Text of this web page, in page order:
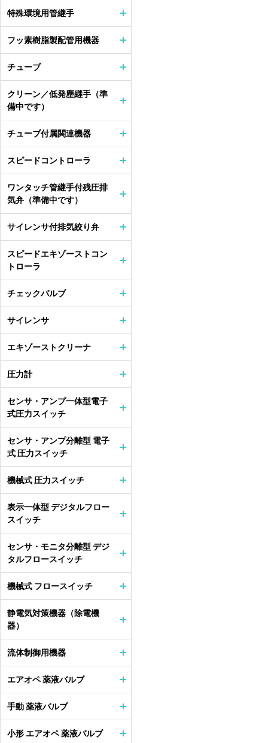
特殊環境用管継手
フッ素樹脂製配管用機器
チューブ
クリーン／低発塵継手（準
備中です）
チューブ付属関連機器
スピードコントローラ
ワンタッチ管継手付残圧排
気弁（準備中です）
サイレンサ付排気絞り弁
スピードエキゾーストコン
トローラ
チェックバルブ
サイレンサ
エキゾーストクリーナ
圧力計
センサ・アンプ一体型電子
式圧力スイッチ
センサ・アンプ分離型 電子
式 圧力スイッチ
機械式 圧力スイッチ
表示一体型 デジタルフロー
スイッチ
センサ・モニタ分離型 デジ
タルフロースイッチ
機械式 フロースイッチ
静電気対策機器（除電機
器）
流体制御用機器
エアオペ 薬液バルブ
手動 薬液バルブ
小形 エアオペ 薬液バルブ